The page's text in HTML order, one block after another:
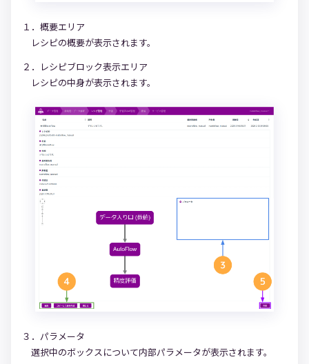
１．概要エリア
レシピの概要が表示されます。
２．レシピブロック表示エリア
レシピの中身が表示されます。
３．パラメータ
選択中のボックスについて内部パラメータが表示されます。